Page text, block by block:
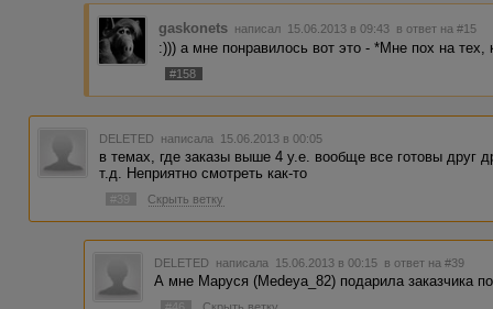
gaskonets написал 15.06.2013 в 09:43 в ответ на #15
:))) а мне понравилось вот это - *Мне пох на тех,
#158
DELETED написала 15.06.2013 в 00:05
в темах, где заказы выше 4 у.е. вообще все готовы друг
т.д. Неприятно смотреть как-то
#39 Скрыть ветку
DELETED написала 15.06.2013 в 00:15 в ответ на #39
А мне Маруся (Medeya_82) подарила заказчика